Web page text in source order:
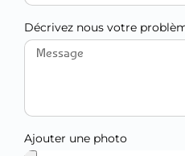
Décrivez nous votre
Ajouter une photo